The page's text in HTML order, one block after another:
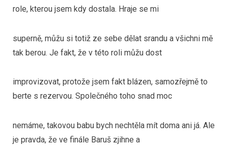
role, kterou jsem kdy dostala. Hraje se mi
superně, můžu si totiž ze sebe dělat srandu a všichni mě
tak berou. Je fakt, že v této roli můžu dost
improvizovat, protože jsem fakt blázen, samozřejmě to
berte s rezervou. Společného toho snad moc
nemáme, takovou babu bych nechtěla mít doma ani já. Ale
je pravda, že ve finále Baruš zjihne a